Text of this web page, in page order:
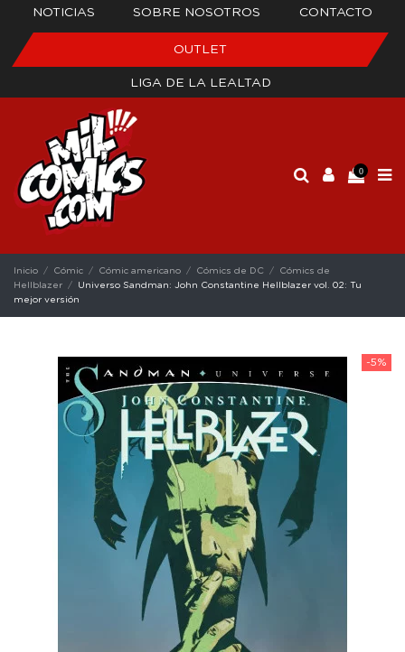
NOTICIAS SOBRE NOSOTROS CONTACTO
OUTLET
LIGA DE LA LEALTAD
0
Inicio Cómic Cómic americano Cómics de DC
Cómics de
Hellblazer
Universo Sandman: John Constantine Hellblazer vol. 02: Tu
mejor versión
-5%